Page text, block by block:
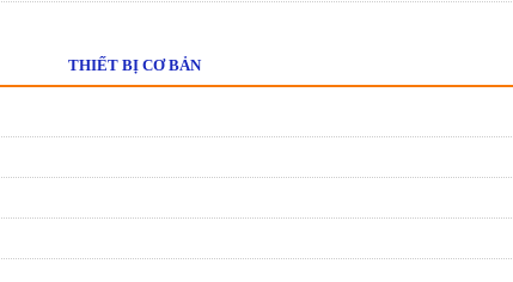
THIẾT BỊ CƠ BẢN